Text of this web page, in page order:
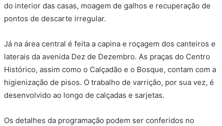
do interior das casas, moagem de galhos e recuperação de
pontos de descarte irregular.
Já na área central é feita a capina e roçagem dos canteiros e
laterais da avenida Dez de Dezembro. As praças do Centro
Histórico, assim como o Calçadão e o Bosque, contam com a
higienização de pisos. O trabalho de varrição, por sua vez, é
desenvolvido ao longo de calçadas e sarjetas.
Os detalhes da programação podem ser conferidos no